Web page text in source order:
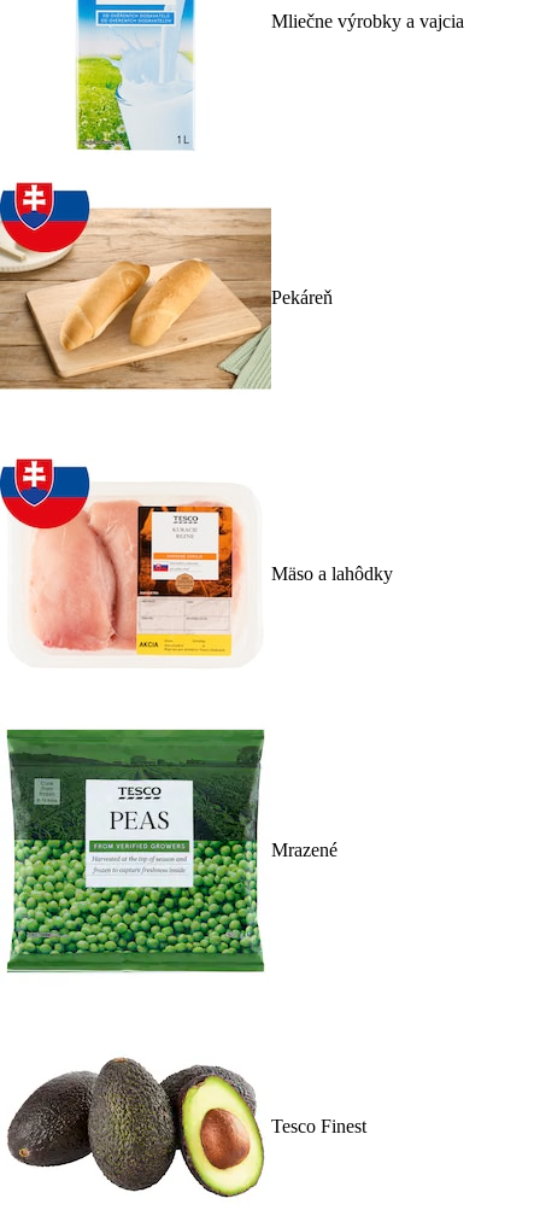
Mliečne výrobky a vajcia
Pekáreň
Mäso a lahôdky
Mrazené
Tesco Finest